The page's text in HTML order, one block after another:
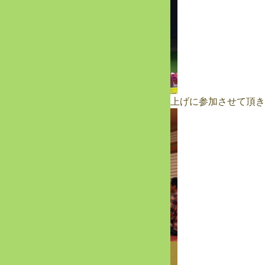
そしてジャンボリーの後、愛知県組の打上げに参加させて頂